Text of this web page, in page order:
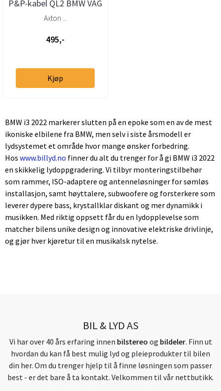
P&P-kabel QL2 BMW VAG
MB Ford m.fl 1,5m
Axton ...
495,-
Kjøp
BMW i3 2022 markerer slutten på en epoke som en av de mest
ikoniske elbilene fra BMW, men selv i siste årsmodell er
lydsystemet et område hvor mange ønsker forbedring.
Hos www.billyd.no finner du alt du trenger for å gi BMW i3 2022
en skikkelig lydoppgradering. Vi tilbyr monteringstilbehør
som rammer, ISO-adaptere og antenneløsninger for sømløs
installasjon, samt høyttalere, subwoofere og forsterkere som
leverer dypere bass, krystallklar diskant og mer dynamikk i
musikken. Med riktig oppsett får du en lydopplevelse som
matcher bilens unike design og innovative elektriske drivlinje,
og gjør hver kjøretur til en musikalsk nytelse.
BIL & LYD AS
Vi har over 40 års erfaring innen bilstereo og bildeler. Finn ut
hvordan du kan få best mulig lyd og pleieprodukter til bilen
din her. Om du trenger hjelp til å finne løsningen som passer
best - er det bare å ta kontakt. Velkommen til vår nettbutikk.